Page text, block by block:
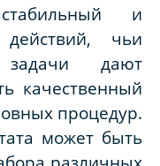
и
чьи
дают
качественный
процедур.
может быть